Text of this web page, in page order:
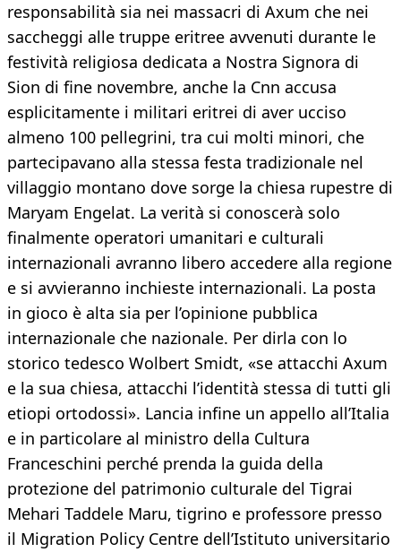
responsabilità sia nei massacri di Axum che nei
saccheggi alle truppe eritree avvenuti durante le
festività religiosa dedicata a Nostra Signora di
Sion di fine novembre, anche la Cnn accusa
esplicitamente i militari eritrei di aver ucciso
almeno 100 pellegrini, tra cui molti minori, che
partecipavano alla stessa festa tradizionale nel
villaggio montano dove sorge la chiesa rupestre di
Maryam Engelat. La verità si conoscerà solo
finalmente operatori umanitari e culturali
internazionali avranno libero accedere alla regione
e si avvieranno inchieste internazionali. La posta
in gioco è alta sia per l’opinione pubblica
internazionale che nazionale. Per dirla con lo
storico tedesco Wolbert Smidt, «se attacchi Axum
e la sua chiesa, attacchi l’identità stessa di tutti gli
etiopi ortodossi». Lancia infine un appello all’Italia
e in particolare al ministro della Cultura
Franceschini perché prenda la guida della
protezione del patrimonio culturale del Tigrai
Mehari Taddele Maru, tigrino e professore presso
il Migration Policy Centre dell’Istituto universitario